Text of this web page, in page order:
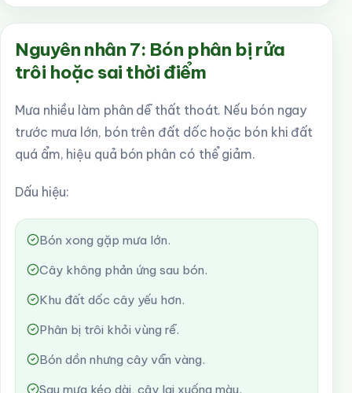
Nguyên nhân 7: Bón phân bị rửa
trôi hoặc sai thời điểm
Mưa nhiều làm phân dễ thất thoát. Nếu bón ngay
trước mưa lớn, bón trên đất dốc hoặc bón khi đất
quá ẩm, hiệu quả bón phân có thể giảm.
Dấu hiệu:
Bón xong gặp mưa lớn.
Cây không phản ứng sau bón.
Khu đất dốc cây yếu hơn.
Phân bị trôi khỏi vùng rễ.
Bón dồn nhưng cây vẫn vàng.
Sau mưa kéo dài, cây lại xuống màu.